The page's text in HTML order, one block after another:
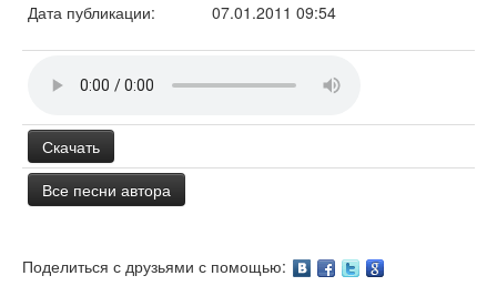
Дата публикации:
07.01.2011 09:54
Скачать
Все песни автора
Поделиться с друзьями с помощью: